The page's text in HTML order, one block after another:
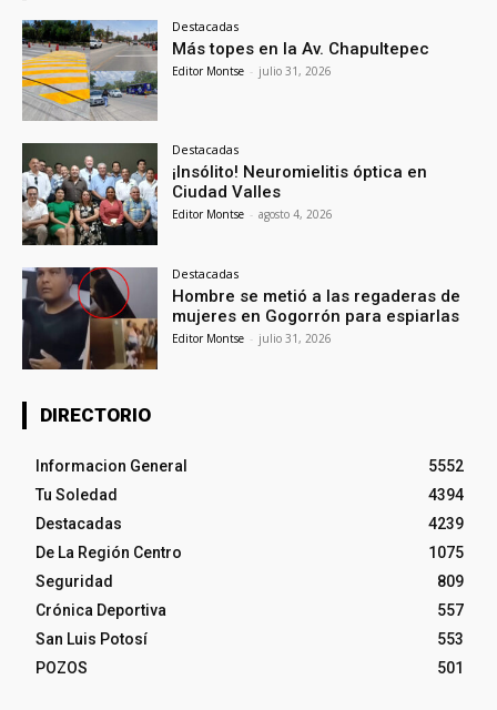
Destacadas
Más topes en la Av. Chapultepec
Editor Montse - julio 31, 2026
Destacadas
¡Insólito! Neuromielitis óptica en
Ciudad Valles
Editor Montse - agosto 4, 2026
Destacadas
Hombre se metió a las regaderas de
mujeres en Gogorrón para espiarlas
Editor Montse - julio 31, 2026
DIRECTORIO
Informacion General
5552
Tu Soledad
4394
Destacadas
4239
De La Región Centro
1075
Seguridad
809
Crónica Deportiva
557
San Luis Potosí
553
POZOS
501